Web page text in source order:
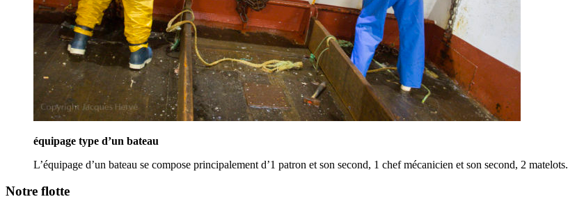
équipage type d’un bateau
L’équipage d’un bateau se compose principalement d’1 patron et son second, 1 chef mécanicien et son second, 2 matelots.
Notre flotte